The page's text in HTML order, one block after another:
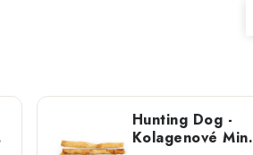
Hunting Dog -
Kolagenové Mini